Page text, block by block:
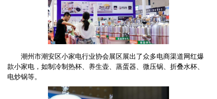
潮州市潮安区小家电行业协会展区展出了众多电商渠道网红爆
款小家电，如制冷制热杯、养生壶、蒸蛋器、微压锅、折叠水杯、
电炒锅等。